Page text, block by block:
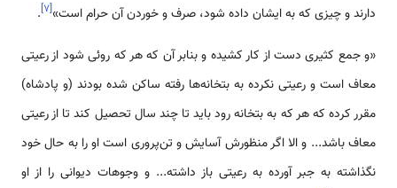
دارند و چیزی که به ایشان داده شود، صرف و خوردن آن حرام است»[۷]
.
«و جمع کثیری دست از کار کشیده و بنابر آن که هر که روئی شود از رعیتی
معاف است و رعیتی نکرده به بتخانه‌ها رفته ساکن شده بودند (و پادشاه)
مقرر کرده که هر که به بتخانه رود باید تا چند سال تحصیل کند تا از رعیتی
معاف باشد... و الا اگر منظورش آسایش و تن‌پروری است او را به حال خود
نگذاشته به جبر آورده به رعیتی باز داشته... و وجوهات دیوانی را از او